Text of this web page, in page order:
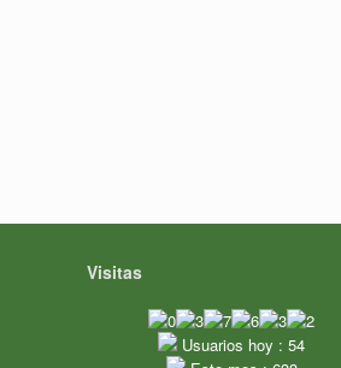
Visitas
Usuarios hoy : 54